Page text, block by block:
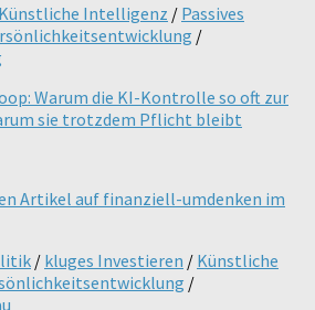
Künstliche Intelligenz / Passives
/
Warum die KI-Kontrolle so oft zur
sie trotzdem Pflicht bleibt
/ kluges Investieren / Künstliche
/